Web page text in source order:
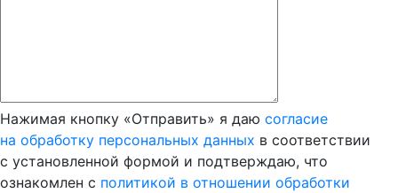
Нажимая кнопку «Отправить» я даю согласие
на обработку персональных данных в соответствии
с установленной формой и подтверждаю, что
ознакомлен с политикой в отношении обработки